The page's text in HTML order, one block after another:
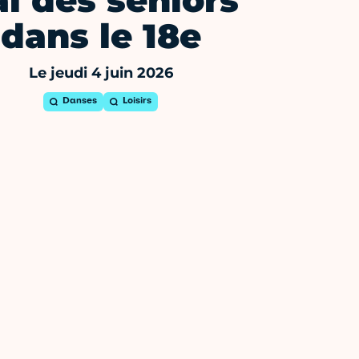
dans le 18e
Le jeudi 4 juin 2026
Danses Loisirs